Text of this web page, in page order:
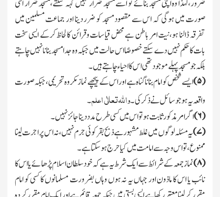
ضرور،لہذا وہ اپنی مسجد بنائے تو اسے مسجد ضرار نہیں کہہ سکتے،مسجد ضرار اسی
صورت میں ہوگی کہ اس سے مقصود مسجد کو ضرر دینا اور جماعت مسلمین میں
تفرقہ ڈالنا ہو،نیت امر باطن ہے محض قیاسات وقرائن کا لحاظ کرکے ایسی سخت
بات کا حکم نہیں دے سکتے خصوصًا اس حالت میں جبکہ وہ جدامسجد بنانا نہیں چاہتے
بلکہ جو مسجد پہلے موجودتھی اس کا احیاء چاہتے ہیں۔
(۵) ایسے شخص کو امام بنانا گناہ ہے اور اس کے پیچھے نماز مکروہ تحریمی،جبکہ صورت
واقعہ یہ ہوجو سائل نے ذکر کی۔واﷲتعالٰی اعلم۔
(۶) اگر امر مذکور ثابت ہو تو اس میں کسی طرح مدد دینا جائز نہیں۔
(۷) یہ مسئلہ لوگوں میں غلط مشہور ہے ذبح بقر کوئی جرم نہیں،نہ اس پر اجرت لینا
ممنوع،تو اس وجہ سے امامت میں کیاحرج ہوسکتا ہے۔
(۸) نماز جمعہ کے شرائط سے ایك شرط یہ ہے کہ خود سلطان اسلام پڑھائے یا اس کا
نائب یا اس کا ماذون اور جہاں یہ نہ ہوں وہاں بضرورت مسلمانوں کا کسی کو امام